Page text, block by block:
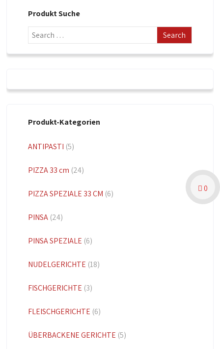
Produkt Suche
Produkt-Kategorien
ANTIPASTI (5)
PIZZA 33 cm (24)
PIZZA SPEZIALE 33 CM (6)
PINSA (24)
PINSA SPEZIALE (6)
NUDELGERICHTE (18)
FISCHGERICHTE (3)
FLEISCHGERICHTE (6)
ÜBERBACKENE GERICHTE (5)
0